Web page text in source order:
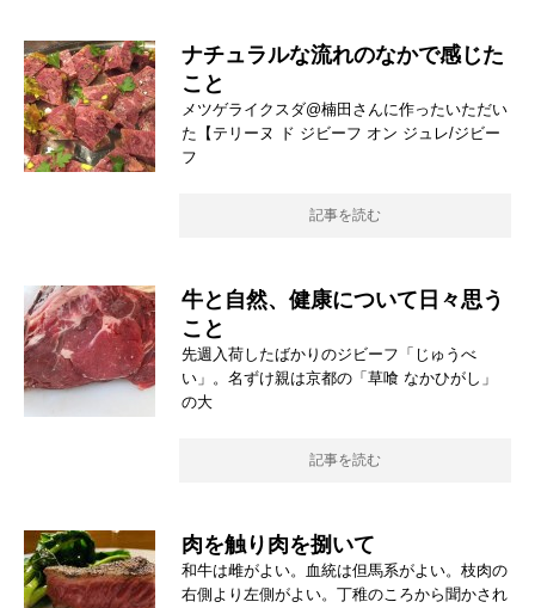
ナチュラルな流れのなかで感じた
こと
メツゲライクスダ@楠田さんに作ったいただい
た【テリーヌ ド ジビーフ オン ジュレ/ジビー
フ
記事を読む
牛と自然、健康について日々思う
こと
先週入荷したばかりのジビーフ「じゅうべ
い」。名ずけ親は京都の「草喰 なかひがし」
の大
記事を読む
肉を触り肉を捌いて
和牛は雌がよい。血統は但馬系がよい。枝肉の
右側より左側がよい。丁稚のころから聞かされ